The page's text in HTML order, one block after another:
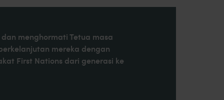
menghormati Tetua masa
mereka dengan
First Nations dari generasi ke